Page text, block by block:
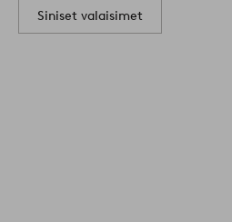
Siniset valaisimet